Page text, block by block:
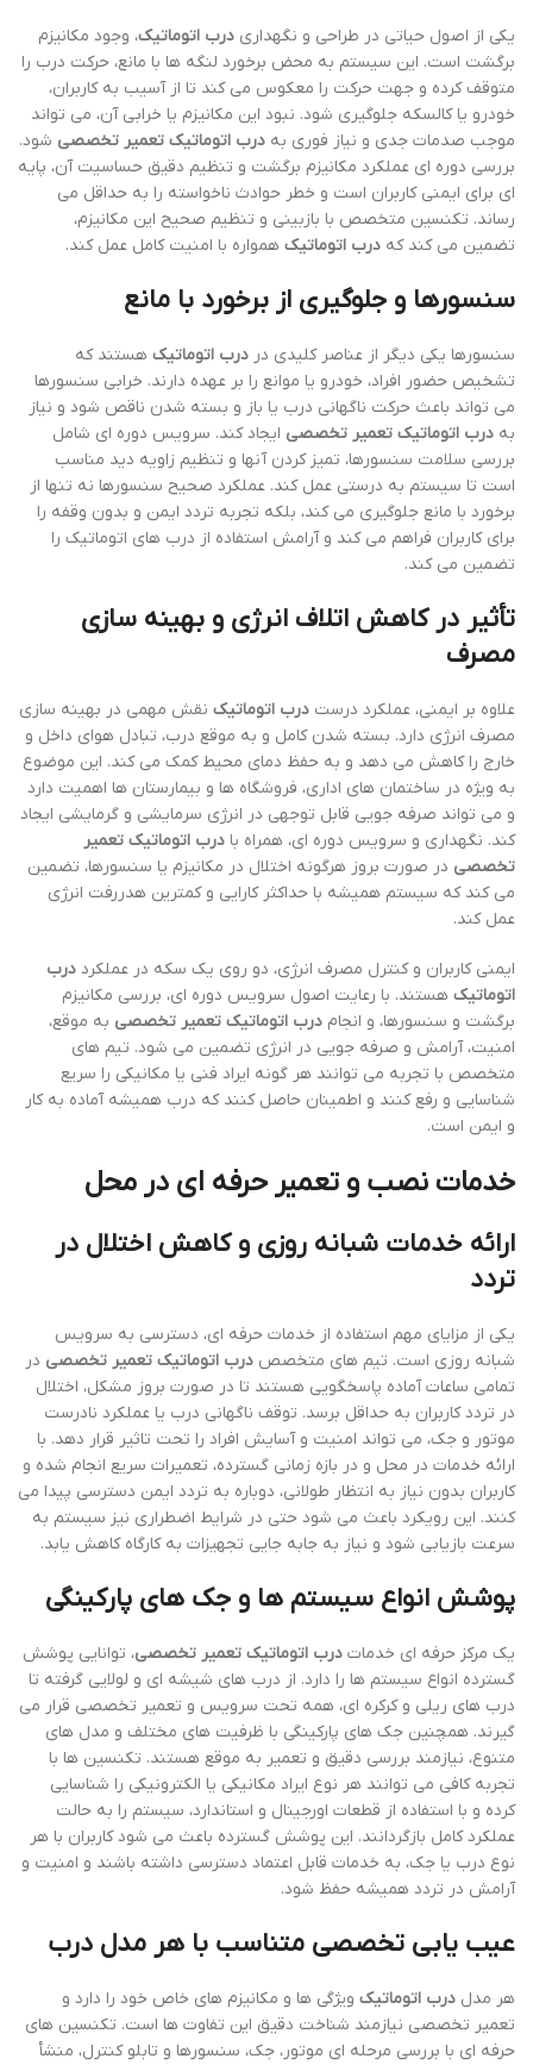
یکی از اصول حیاتی در طراحی و نگهداری درب اتوماتیک، وجود مکانیزم
برگشت است. این سیستم به محض برخورد لنگه ها با مانع، حرکت درب را
متوقف کرده و جهت حرکت را معکوس می کند تا از آسیب به کاربران،
خودرو یا کالسکه جلوگیری شود. نبود این مکانیزم یا خرابی آن، می تواند
موجب صدمات جدی و نیاز فوری به درب اتوماتیک تعمیر تخصصی شود.
بررسی دوره ای عملکرد مکانیزم برگشت و تنظیم دقیق حساسیت آن، پایه
ای برای ایمنی کاربران است و خطر حوادث ناخواسته را به حداقل می
رساند. تکنسین متخصص با بازبینی و تنظیم صحیح این مکانیزم،
تضمین می کند که درب اتوماتیک همواره با امنیت کامل عمل کند.
سنسورها و جلوگیری از برخورد با مانع
سنسورها یکی دیگر از عناصر کلیدی در درب اتوماتیک هستند که
تشخیص حضور افراد، خودرو یا موانع را بر عهده دارند. خرابی سنسورها
می تواند باعث حرکت ناگهانی درب یا باز و بسته شدن ناقص شود و نیاز
به درب اتوماتیک تعمیر تخصصی ایجاد کند. سرویس دوره ای شامل
بررسی سلامت سنسورها، تمیز کردن آنها و تنظیم زاویه دید مناسب
است تا سیستم به درستی عمل کند. عملکرد صحیح سنسورها نه تنها از
برخورد با مانع جلوگیری می کند، بلکه تجربه تردد ایمن و بدون وقفه را
برای کاربران فراهم می کند و آرامش استفاده از درب های اتوماتیک را
تضمین می کند.
تأثیر در کاهش اتلاف انرژی و بهینه سازی
مصرف
علاوه بر ایمنی، عملکرد درست درب اتوماتیک نقش مهمی در بهینه سازی
مصرف انرژی دارد. بسته شدن کامل و به موقع درب، تبادل هوای داخل و
خارج را کاهش می دهد و به حفظ دمای محیط کمک می کند. این موضوع
به ویژه در ساختمان های اداری، فروشگاه ها و بیمارستان ها اهمیت دارد
و می تواند صرفه جویی قابل توجهی در انرژی سرمایشی و گرمایشی ایجاد
کند. نگهداری و سرویس دوره ای، همراه با درب اتوماتیک تعمیر
تخصصی در صورت بروز هرگونه اختلال در مکانیزم یا سنسورها، تضمین
می کند که سیستم همیشه با حداکثر کارایی و کمترین هدررفت انرژی
عمل کند.
ایمنی کاربران و کنترل مصرف انرژی، دو روی یک سکه در عملکرد درب
اتوماتیک هستند. با رعایت اصول سرویس دوره ای، بررسی مکانیزم
برگشت و سنسورها، و انجام درب اتوماتیک تعمیر تخصصی به موقع،
امنیت، آرامش و صرفه جویی در انرژی تضمین می شود. تیم های
متخصص با تجربه می توانند هر گونه ایراد فنی یا مکانیکی را سریع
شناسایی و رفع کنند و اطمینان حاصل کنند که درب همیشه آماده به کار
و ایمن است.
خدمات نصب و تعمیر حرفه ای در محل
ارائه خدمات شبانه روزی و کاهش اختلال در
تردد
یکی از مزایای مهم استفاده از خدمات حرفه ای، دسترسی به سرویس
شبانه روزی است. تیم های متخصص درب اتوماتیک تعمیر تخصصی در
تمامی ساعات آماده پاسخگویی هستند تا در صورت بروز مشکل، اختلال
در تردد کاربران به حداقل برسد. توقف ناگهانی درب یا عملکرد نادرست
موتور و جک، می تواند امنیت و آسایش افراد را تحت تاثیر قرار دهد. با
ارائه خدمات در محل و در بازه زمانی گسترده، تعمیرات سریع انجام شده و
کاربران بدون نیاز به انتظار طولانی، دوباره به تردد ایمن دسترسی پیدا می
کنند. این رویکرد باعث می شود حتی در شرایط اضطراری نیز سیستم به
سرعت بازیابی شود و نیاز به جابه جایی تجهیزات به کارگاه کاهش یابد.
پوشش انواع سیستم ها و جک های پارکینگی
یک مرکز حرفه ای خدمات درب اتوماتیک تعمیر تخصصی، توانایی پوشش
گسترده انواع سیستم ها را دارد. از درب های شیشه ای و لولایی گرفته تا
درب های ریلی و کرکره ای، همه تحت سرویس و تعمیر تخصصی قرار می
گیرند. همچنین جک های پارکینگی با ظرفیت های مختلف و مدل های
متنوع، نیازمند بررسی دقیق و تعمیر به موقع هستند. تکنسین ها با
تجربه کافی می توانند هر نوع ایراد مکانیکی یا الکترونیکی را شناسایی
کرده و با استفاده از قطعات اورجینال و استاندارد، سیستم را به حالت
عملکرد کامل بازگردانند. این پوشش گسترده باعث می شود کاربران با هر
نوع درب یا جک، به خدمات قابل اعتماد دسترسی داشته باشند و امنیت و
آرامش در تردد همیشه حفظ شود.
عیب یابی تخصصی متناسب با هر مدل درب
هر مدل درب اتوماتیک ویژگی ها و مکانیزم های خاص خود را دارد و
تعمیر تخصصی نیازمند شناخت دقیق این تفاوت ها است. تکنسین های
حرفه ای با بررسی مرحله ای موتور، جک، سنسورها و تابلو کنترل، منشأ